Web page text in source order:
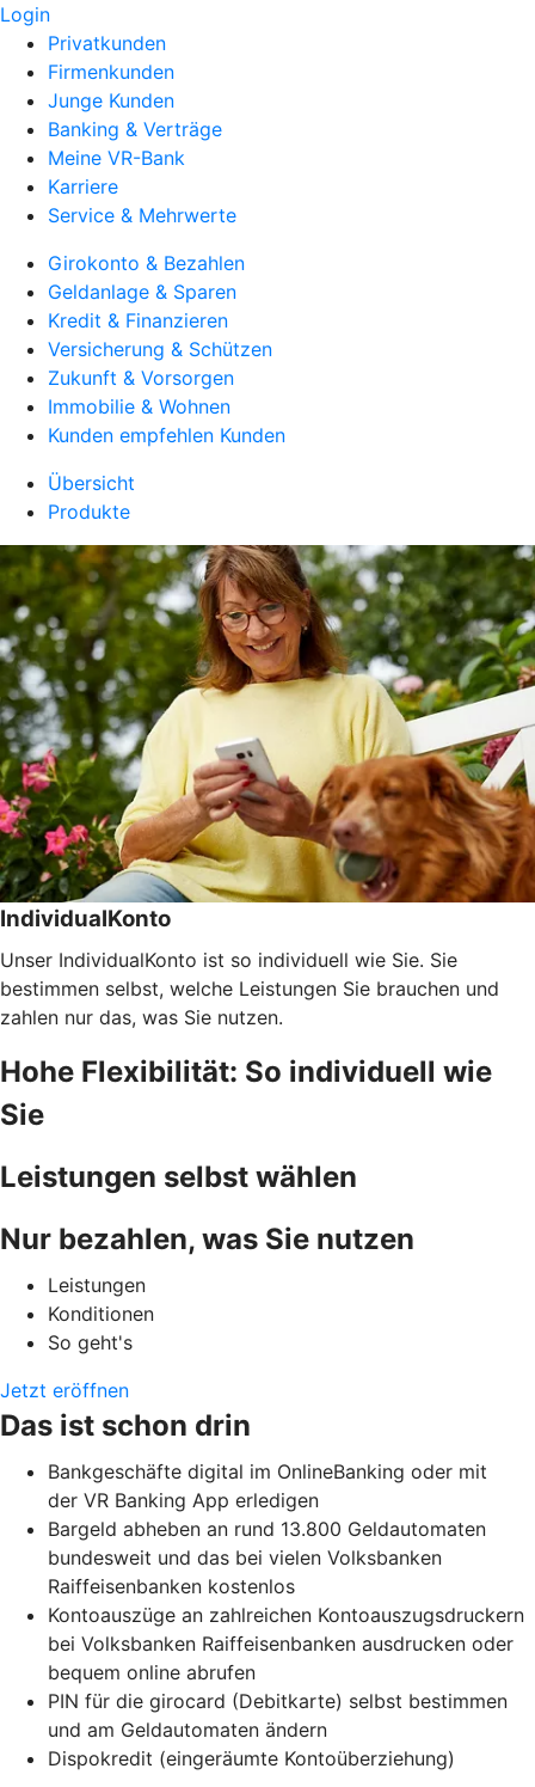
Login
Privatkunden
Firmenkunden
Junge Kunden
Banking & Verträge
Meine VR-Bank
Karriere
Service & Mehrwerte
Girokonto & Bezahlen
Geldanlage & Sparen
Kredit & Finanzieren
Versicherung & Schützen
Zukunft & Vorsorgen
Immobilie & Wohnen
Kunden empfehlen Kunden
Übersicht
Produkte
IndividualKonto
Unser IndividualKonto ist so individuell wie Sie. Sie
bestimmen selbst, welche Leistungen Sie brauchen und
zahlen nur das, was Sie nutzen.
Hohe Flexibilität: So individuell wie
Sie
Leistungen selbst wählen
Nur bezahlen, was Sie nutzen
Leistungen
Konditionen
So geht's
Jetzt eröffnen
Das ist schon drin
Bankgeschäfte digital im OnlineBanking oder mit
der VR Banking App erledigen
Bargeld abheben an rund 13.800 Geldautomaten
bundesweit und das bei vielen Volksbanken
Raiffeisenbanken kostenlos
Kontoauszüge an zahlreichen Kontoauszugsdruckern
bei Volksbanken Raiffeisenbanken ausdrucken oder
bequem online abrufen
PIN für die girocard (Debitkarte) selbst bestimmen
und am Geldautomaten ändern
Dispokredit (eingeräumte Kontoüberziehung)